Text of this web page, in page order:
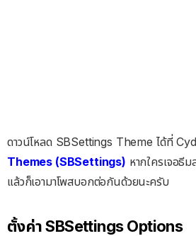
ดาวน์โหลด SBSettings Theme ได้ที่
Themes (SBSettings) หากใครเจอธี
แล้วก็เอามาโพสบอกต่อกันด้วยนะครับ
ตั้งค่า SBSettings Options